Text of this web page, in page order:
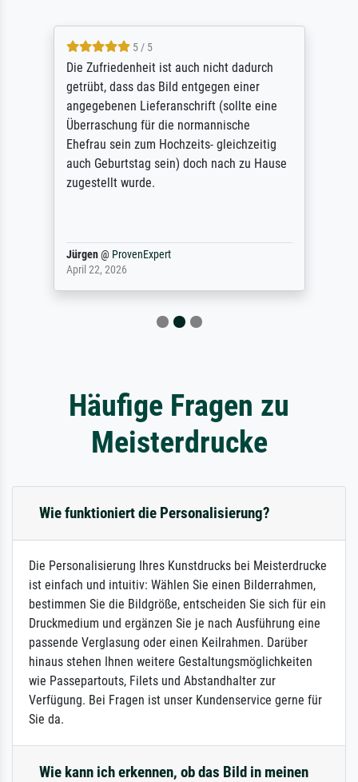
5 / 5
Die Zufriedenheit ist auch nicht dadurch
getrübt, dass das Bild entgegen einer
angegebenen Lieferanschrift (sollte eine
Überraschung für die normannische
Ehefrau sein zum Hochzeits- gleichzeitig
auch Geburtstag sein) doch nach zu Hause
zugestellt wurde.
Jürgen@ ProvenExpert
April 22, 2026
Häufige Fragen zu
Meisterdrucke
Wie funktioniert die Personalisierung?
Die Personalisierung Ihres Kunstdrucks bei Meisterdrucke
ist einfach und intuitiv: Wählen Sie einen Bilderrahmen,
bestimmen Sie die Bildgröße, entscheiden Sie sich für ein
Druckmedium und ergänzen Sie je nach Ausführung eine
passende Verglasung oder einen Keilrahmen. Darüber
hinaus stehen Ihnen weitere Gestaltungsmöglichkeiten
wie Passepartouts, Filets und Abstandhalter zur
Verfügung. Bei Fragen ist unser Kundenservice gerne für
Sie da.
Wie kann ich erkennen, ob das Bild in meinen